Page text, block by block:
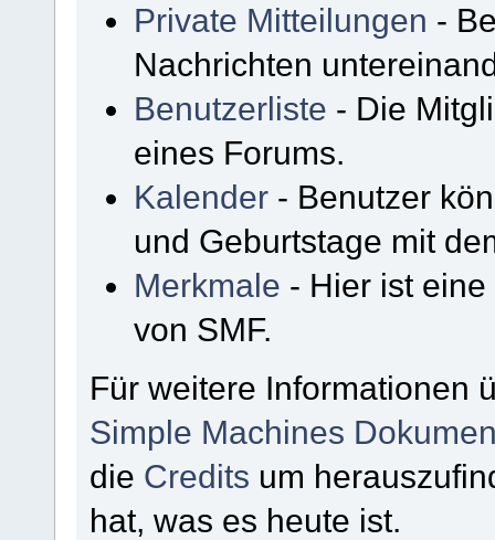
Private Mitteilungen -
Nachrichten
Benutzerliste - Die
eines Forums.
Kalender - Benutzer
und Geburtstage mit
Merkmale - Hier ist
von SMF.
Für weitere Informationen
Simple Machines
die Credits um
hat, was es heute ist.